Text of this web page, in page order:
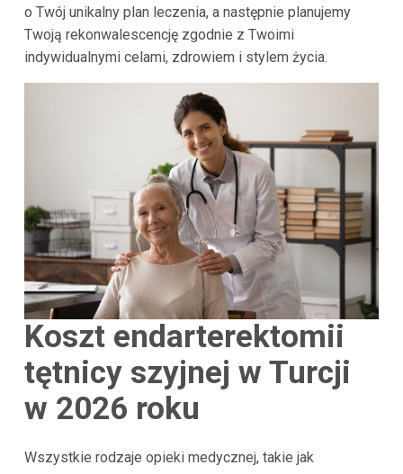
o Twój unikalny plan leczenia, a następnie planujemy
Twoją rekonwalescencję zgodnie z Twoimi
indywidualnymi celami, zdrowiem i stylem życia.
Koszt endarterektomii
tętnicy szyjnej w Turcji
w 2026 roku
Wszystkie rodzaje opieki medycznej, takie jak